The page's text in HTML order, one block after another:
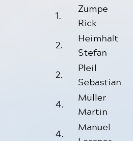
1.
Zumpe
Rick
2.
Heimhalt
Stefan
2.
Pleil
Sebastian
4.
Müller
Martin
4.
Manuel